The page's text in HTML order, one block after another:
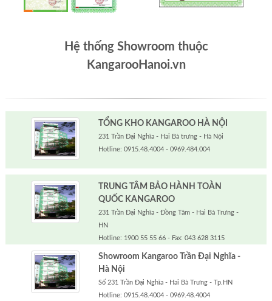
Hệ thống Showroom thuộc
KangarooHanoi.vn
TỔNG KHO KANGAROO HÀ NỘI
231 Trần Đại Nghĩa - Hai Bà trưng - Hà Nội
Hotline: 0915.48.4004 - 0969.484.004
TRUNG TÂM BẢO HÀNH TOÀN
QUỐC KANGAROO
231 Trần Đại Nghĩa - Đồng Tâm - Hai Bà Trưng -
HN
Hotline: 1900 55 55 66 - Fax: 043 628 3115
Showroom Kangaroo Trần Đại Nghĩa -
Hà Nội
Số 231 Trần Đại Nghĩa - Hai Bà Trưng - Tp.HN
Hotline: 0915.48.4004 - 0969.48.4004